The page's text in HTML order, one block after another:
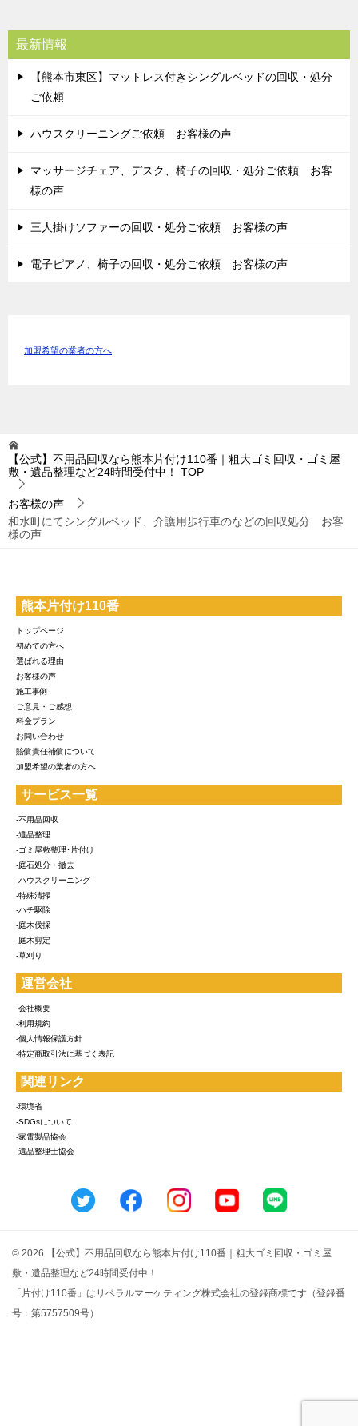
最新情報
【熊本市東区】マットレス付きシングルベッドの回収・処分
ご依頼
ハウスクリーニングご依頼 お客様の声
マッサージチェア、デスク、椅子の回収・処分ご依頼 お客
様の声
三人掛けソファーの回収・処分ご依頼 お客様の声
電子ピアノ、椅子の回収・処分ご依頼 お客様の声
加盟希望の業者の方へ
【公式】不用品回収なら熊本片付け110番｜粗大ゴミ回収・ゴミ屋
敷・遺品整理など24時間受付中！
TOP
お客様の声
和水町にてシングルベッド、介護用歩行車のなどの回収処分 お客
様の声
熊本片付け110番
トップページ
初めての方へ
選ばれる理由
お客様の声
施工事例
ご意見・ご感想
料金プラン
お問い合わせ
賠償責任補償について
加盟希望の業者の方へ
サービス一覧
-不用品回収
-遺品整理
-ゴミ屋敷整理･片付け
-庭石処分・撤去
-ハウスクリーニング
-特殊清掃
-ハチ駆除
-庭木伐採
-庭木剪定
-草刈り
運営会社
-会社概要
-利用規約
-個人情報保護方針
-特定商取引法に基づく表記
関連リンク
-環境省
-SDGsについて
-家電製品協会
-遺品整理士協会
© 2026 【公式】不用品回収なら熊本片付け110番｜粗大ゴミ回収・ゴミ屋
敷・遺品整理など24時間受付中！
「片付け110番」はリベラルマーケティング株式会社の登録商標です（登録番
号：第5757509号）